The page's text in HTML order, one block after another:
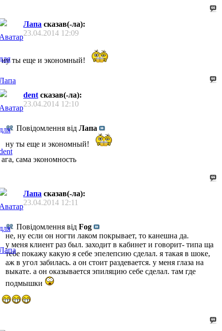
Лапа сказав(-ла):
23.04.2014 12:09
ну ты еще и экономный!
dent сказав(-ла):
23.04.2014 12:10
Повідомлення від Лапа
ну ты еще и экономный!
ага, сама экономность
Лапа сказав(-ла):
23.04.2014 12:11
Повідомлення від Fog
не, ну если он ногти лаком покрывает, то канешна да.
у меня клиент раз был. заходит в кабинет и говорит- типа ща
тебе покажу какую я себе эпелепсию сделал. я такая в шоке,
аж в угол забилась. а он стоит раздевается. у меня глаза на
выкате. а он оказывается эпиляцию себе сделал. там где
подмышки